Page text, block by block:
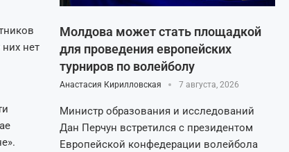
нет
Молдова может стать площадкой
для проведения европейских
турниров по волейболу
Анастасия Кирилловская 7 августа, 2026
Министр образования и исследований
Дан Перчун встретился с президентом
Европейской конфедерации волейбола